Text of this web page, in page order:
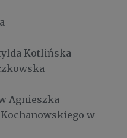
Kotlińska
Agnieszka
w